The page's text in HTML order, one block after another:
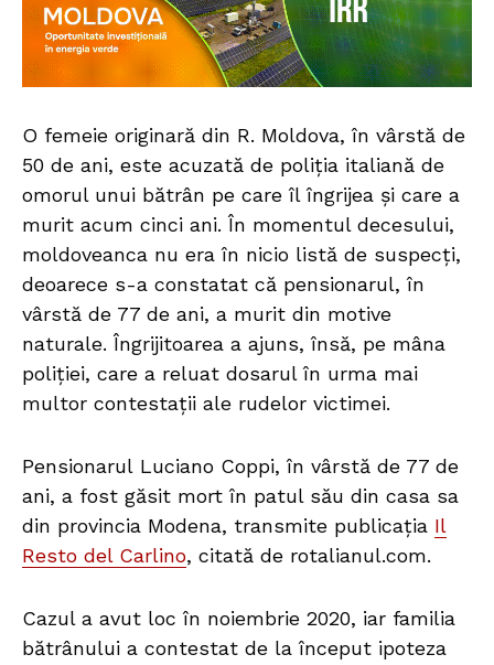
O femeie originară din R. Moldova, în vârstă de
50 de ani, este acuzată de poliția italiană de
omorul unui bătrân pe care îl îngrijea și care a
murit acum cinci ani. În momentul decesului,
moldoveanca nu era în nicio listă de suspecți,
deoarece s-a constatat că pensionarul, în
vârstă de 77 de ani, a murit din motive
naturale. Îngrijitoarea a ajuns, însă, pe mâna
poliției, care a reluat dosarul în urma mai
multor contestații ale rudelor victimei.
Pensionarul Luciano Coppi, în vârstă de 77 de
ani, a fost găsit mort în patul său din casa sa
din provincia Modena, transmite publicația Il
Resto del Carlino, citată de rotalianul.com.
Cazul a avut loc în noiembrie 2020, iar familia
bătrânului a contestat de la început ipoteza